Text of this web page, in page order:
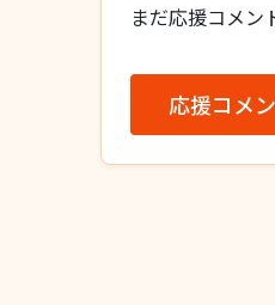
まだ応援コメン
応援コメ